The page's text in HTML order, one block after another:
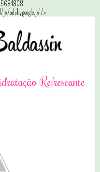
js/adsbygoogle.js'/>
Refrescante